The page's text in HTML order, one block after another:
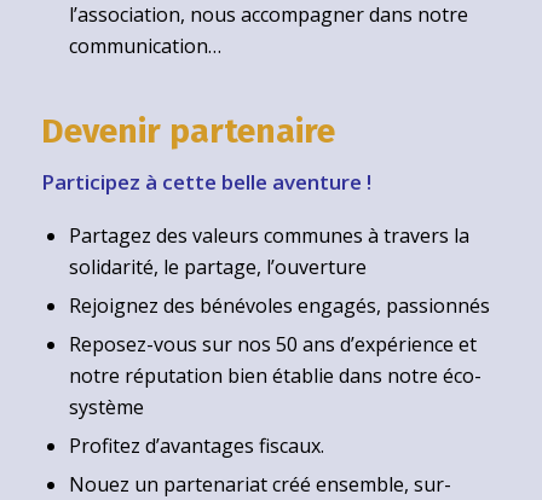
l’association, nous accompagner dans notre
communication…
Devenir partenaire
Participez à cette belle aventure !
Partagez des valeurs communes à travers la
solidarité, le partage, l’ouverture
Rejoignez des bénévoles engagés, passionnés
Reposez-vous sur nos 50 ans d’expérience et
notre réputation bien établie dans notre éco-
système
Profitez d’avantages fiscaux.
Nouez un partenariat créé ensemble, sur-